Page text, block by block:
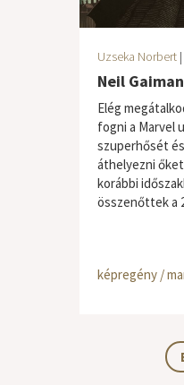
Uzseka Norbert
Neil
Elég
fogni a Marvel
szuperhősét
áthelyezni
korábbi
összenőttek a
képregény /